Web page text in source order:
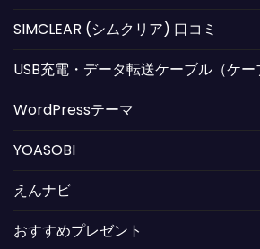
SIMCLEAR (シムクリア) 口コミ
USB充電・データ転送ケーブル（ケー
WordPressテーマ
YOASOBI
えんナビ
おすすめプレゼント